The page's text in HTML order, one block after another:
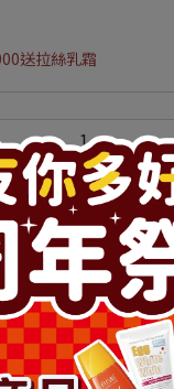
送拉絲乳霜
折抵紅利29800點 (約
王